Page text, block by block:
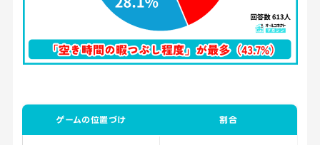
ゲームの位置づけ 割合